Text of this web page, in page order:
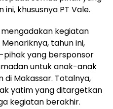
khususnya PT Vale.
kegiatan
tahun ini,
yang bersponsor
untuk anak-anak
di Makassar. Totalnya,
yatim yang ditargetkan
kegiatan berakhir.